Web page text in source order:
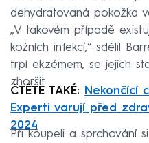
dehydratovaná pokožka
„V takovém případě
kožních infekcí,“ sdělil
trpí ekzémem, se jejich
zhoršit.
ČTĚTE TAKÉ:
Nekončící
Experti varují před
2024
Při koupeli a sprchování